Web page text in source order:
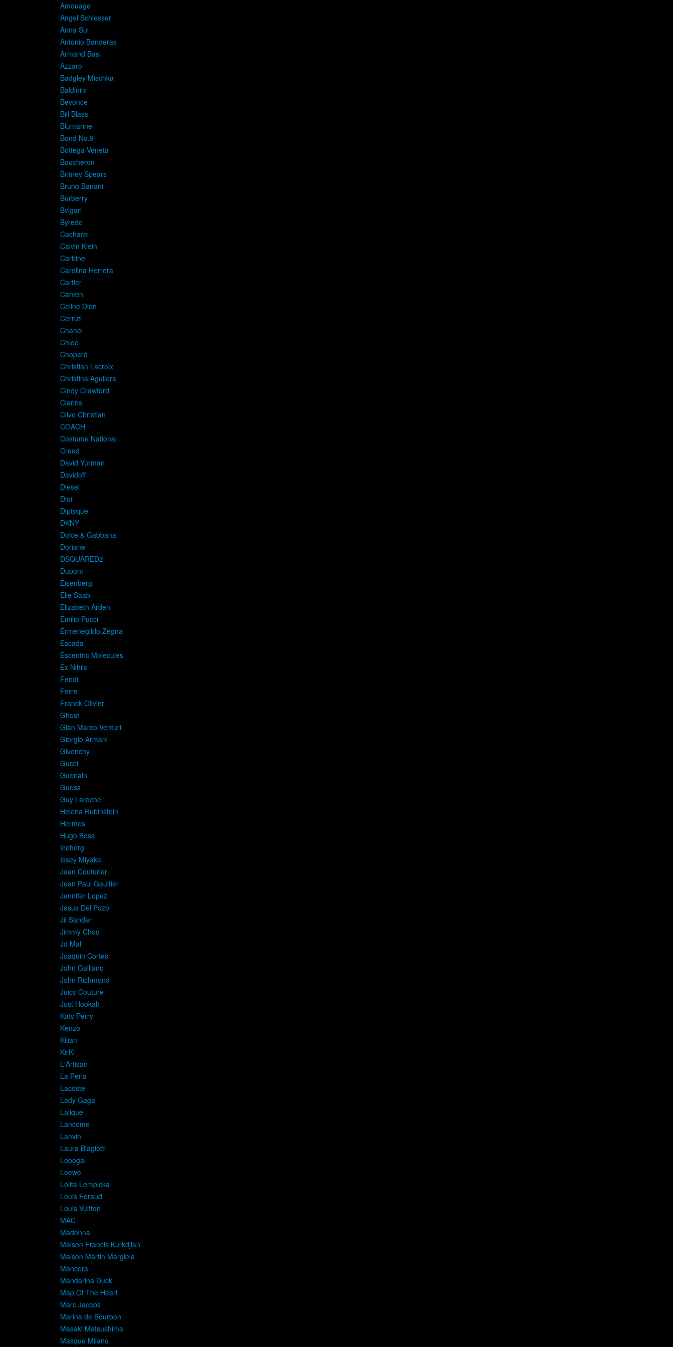
Amouage
Angel Schlesser
Anna Sui
Antonio Banderas
Armand Basi
Azzaro
Badgley Mischka
Baldinini
Beyonce
Bill Blass
Blumarine
Bond No.9
Bottega Veneta
Boucheron
Britney Spears
Bruno Banani
Burberry
Bvlgari
Byredo
Cacharel
Calvin Klein
Carbine
Carolina Herrera
Cartier
Carven
Celine Dion
Cerruti
Chanel
Chloe
Chopard
Christian Lacroix
Christina Aguilera
Cindy Crawford
Clarins
Clive Christian
COACH
Costume National
Creed
David Yurman
Davidoff
Diesel
Dior
Diptyque
DKNY
Dolce & Gabbana
Doriane
DSQUARED2
Dupont
Eisenberg
Elie Saab
Elizabeth Arden
Emilio Pucci
Ermenegildo Zegna
Escada
Escentric Molecules
Ex Nihilo
Fendi
Ferre
Franck Olivier
Ghost
Gian Marco Venturi
Giorgio Armani
Givenchy
Gucci
Guerlain
Guess
Guy Laroche
Helena Rubinstein
Hermes
Hugo Boss
Iceberg
Issey Miyake
Jean Couturier
Jean Paul Gaultier
Jennifer Lopez
Jesus Del Pozo
Jil Sander
Jimmy Choo
Jo Mal
Joaquin Cortes
John Galliano
John Richmond
Juicy Couture
Just Hookah
Katy Perry
Kenzo
Kilian
KirKi
L'Artisan
La Perla
Lacoste
Lady Gaga
Lalique
Lancome
Lanvin
Laura Biagiotti
Lobogal
Loewe
Lolita Lempicka
Louis Feraud
Louis Vuitton
MAC
Madonna
Maison Francis Kurkdjian
Maison Martin Margiela
Mancera
Mandarina Duck
Map Of The Heart
Marc Jacobs
Marina de Bourbon
Masaki Matsushima
Masque Milano